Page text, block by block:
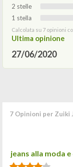
2 stelle
1 stella
Calcolata su 7 opinioni
Ultima opinione
27/06/2020
7 Opinioni per Zuiki
jeans alla moda